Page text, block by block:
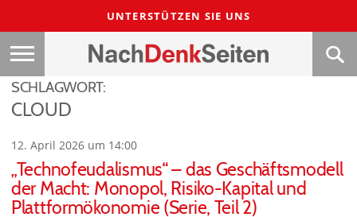
UNTERSTÜTZEN SIE UNS
SCHLAGWORT:
CLOUD
12. April 2026 um 14:00
„Technofeudalismus“ – das Geschäftsmodell
der Macht: Monopol, Risiko-Kapital und
Plattformökonomie (Serie, Teil 2)